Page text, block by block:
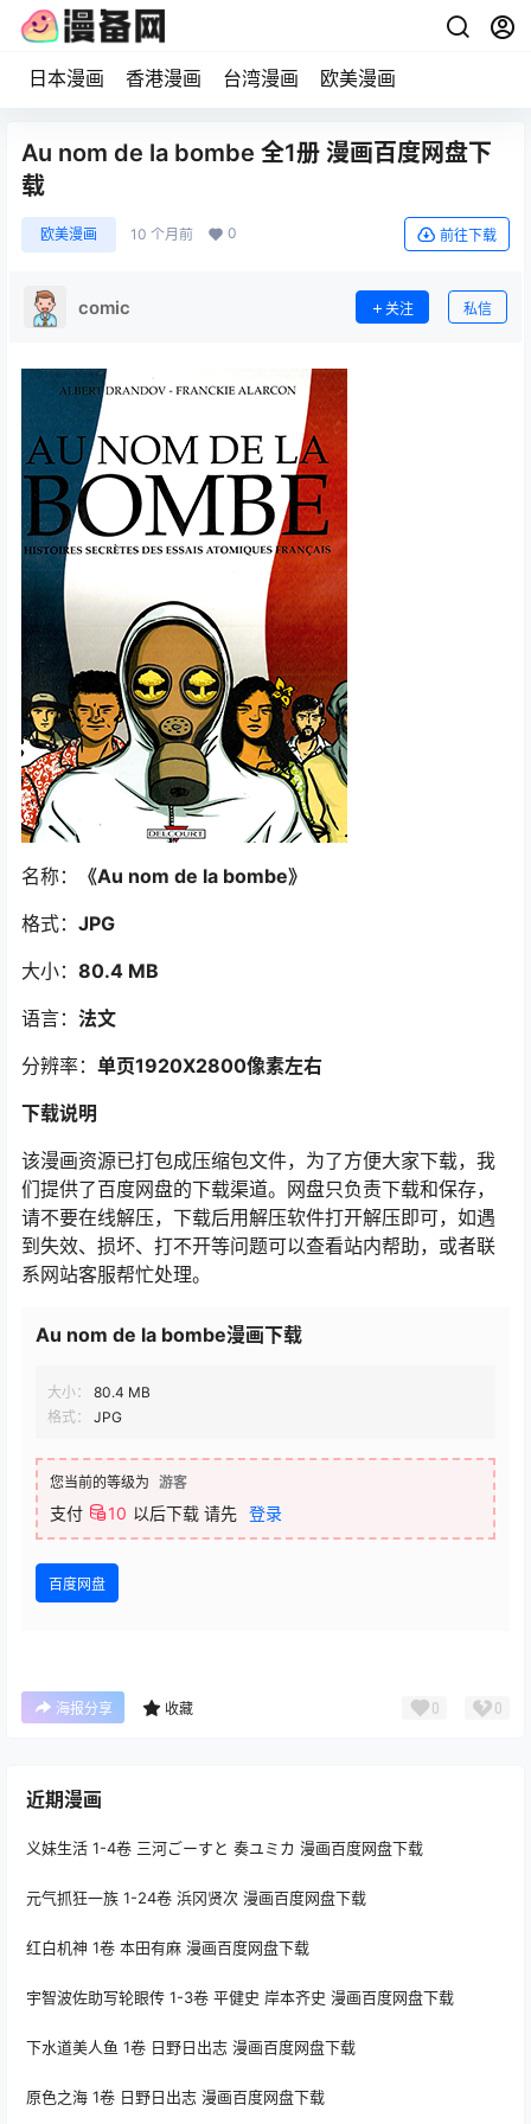
日本漫画 香港漫画 台湾漫画 欧美漫画
Au nom de la bombe 全1册 漫画百度网盘下
载
欧美漫画 10 个月前 0 前往下载
comic 关注 私信
名称：
《Au nom de la bombe》
格式： JPG
大小： 80.4 MB
语言： 法文
分辨率： 单页1920X2800像素左右
下载说明
该漫画资源已打包成压缩包文件，为了方便大家下载，我
们提供了百度网盘的下载渠道。网盘只负责下载和保存，
请不要在线解压，下载后用解压软件打开解压即可，如遇
到失效、损坏、打不开等问题可以查看站内帮助，或者联
系网站客服帮忙处理。
Au nom de la bombe漫画下载
大小：
80.4 MB
格式：
JPG
您当前的等级为 游客
支付 10 以后下载 请先 登录
百度网盘
海报分享 收藏 0 0
近期漫画
义妹生活 1-4卷 三河ごーすと 奏ユミカ 漫画百度网盘下载
元气抓狂一族 1-24卷 浜冈贤次 漫画百度网盘下载
红白机神 1卷 本田有麻 漫画百度网盘下载
宇智波佐助写轮眼传 1-3卷 平健史 岸本齐史 漫画百度网盘下载
下水道美人鱼 1卷 日野日出志 漫画百度网盘下载
原色之海 1卷 日野日出志 漫画百度网盘下载